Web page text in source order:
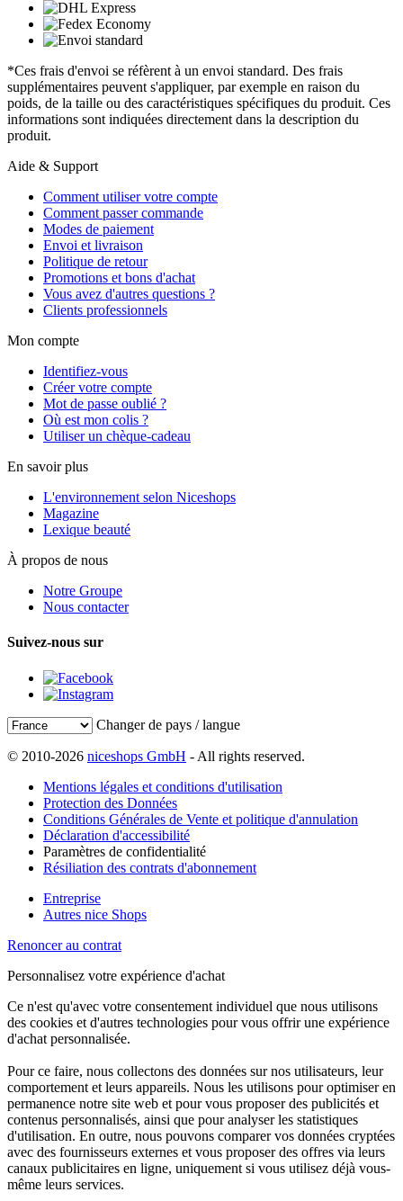
*Ces frais d'envoi se réfèrent à un envoi standard. Des frais
supplémentaires peuvent s'appliquer, par exemple en raison du
poids, de la taille ou des caractéristiques spécifiques du produit. Ces
informations sont indiquées directement dans la description du
produit.
Aide & Support
Comment utiliser votre compte
Comment passer commande
Modes de paiement
Envoi et livraison
Politique de retour
Promotions et bons d'achat
Vous avez d'autres questions ?
Clients professionnels
Mon compte
Identifiez-vous
Créer votre compte
Mot de passe oublié ?
Où est mon colis ?
Utiliser un chèque-cadeau
En savoir plus
L'environnement selon Niceshops
Magazine
Lexique beauté
À propos de nous
Notre Groupe
Nous contacter
Suivez-nous sur
Changer de pays / langue
© 2010-2026 niceshops GmbH - All rights reserved.
Mentions légales et conditions d'utilisation
Protection des Données
Conditions Générales de Vente et politique d'annulation
Déclaration d'accessibilité
Paramètres de confidentialité
Résiliation des contrats d'abonnement
Entreprise
Autres nice Shops
Renoncer au contrat
Personnalisez votre expérience d'achat
Ce n'est qu'avec votre consentement individuel que nous utilisons
des cookies et d'autres technologies pour vous offrir une expérience
d'achat personnalisée.
Pour ce faire, nous collectons des données sur nos utilisateurs, leur
comportement et leurs appareils. Nous les utilisons pour optimiser en
permanence notre site web et pour vous proposer des publicités et
contenus personnalisés, ainsi que pour analyser les statistiques
d'utilisation. En outre, nous pouvons comparer vos données cryptées
avec des fournisseurs externes et vous proposer des offres via leurs
canaux publicitaires en ligne, uniquement si vous utilisez déjà vous-
même leurs services.